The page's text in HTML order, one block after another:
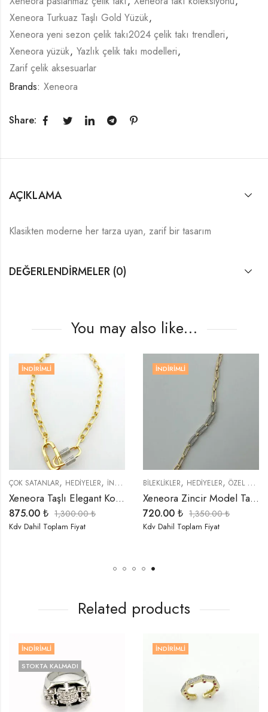
Xeneora Turkuaz Taşlı Gold Yüzük,
Xeneora yeni sezon çelik takı2024 çelik takı trendleri,
Xeneora yüzük, Yazlık çelik takı modelleri,
Zarif çelik aksesuarlar
Brands: Xeneora
Share:
AÇIKLAMA
Klasikten moderne her tarza uyan, zarif bir tasarım
DEĞERLENDIRMELER (0)
You may also like…
,YENI GELENLER,YÜZÜKLER
,İNDIRIMLI ÜRÜNLER,ÖZEL SERİLER
İNDIRIMLI
ÇOK SATANLAR, HEDIYELER, İNDIRIMLI ÜRÜNLER ,KOLYELER,ÖZEL SERİLER
Xeneora Taşlı Elegant Kolye
875.00 ₺ 1,300.00₺
Kdv Dahil Toplam Fiyat
İNDIRIMLI
BİLEKLİKLER, HEDIYELER, ÖZEL SERİLER
Xeneora Zincir Model Taşlı Bileklik
720.00 ₺ 1,350.00₺
Kdv Dahil Toplam Fiyat
Related products
İNDIRIMLI
STOKTA KALMADI
İNDIRIMLI